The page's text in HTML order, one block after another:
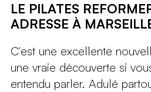
LE PILATES
ADRESSE À
C'est une excellente
une vraie découverte si
entendu parler. Adulé